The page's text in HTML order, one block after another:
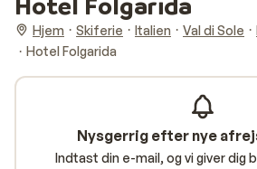
Hjem Skiferie Italien Val di Sole
Hotel Folgarida
Nysgerrig efter nye
Indtast din e-mail, og vi giver dig